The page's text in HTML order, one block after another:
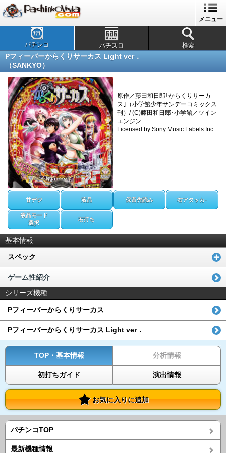
メニュー
パチンコ パチスロ 検索
Pフィーバーからくりサーカス Light ver．
（SANKYO）
原作／藤田和日郎｢からくりサーカ
ス｣（小学館少年サンデーコミックス
刊）/ (C)藤田和日郎･小学館／ツイン
エンジン
Licensed by Sony Music Labels Inc.
甘デジ 液晶 保留先読み 右アタッカ-
液晶モード
選択
右打ち
基本情報
スペック
ゲーム性紹介
シリーズ機種
Pフィーバーからくりサーカス
Pフィーバーからくりサーカス Light ver．
TOP・基本情報 分析情報
初打ちガイド 演出情報
お気に入りに追加
パチンコTOP
最新機種情報